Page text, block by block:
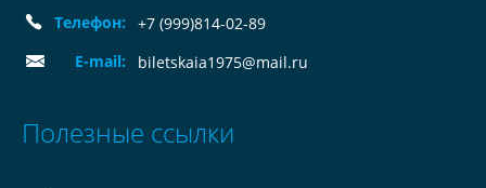
Телефон:
+7 (999)814-02-89
E-mail:
biletskaia1975@mail.ru
Полезные ссылки